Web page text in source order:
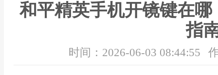
和平精英手机开镜键在
指
时间：2026-06-03 08:44:55